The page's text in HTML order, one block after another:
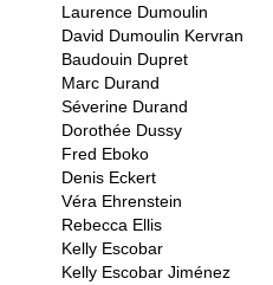
Laurence Dumoulin
David Dumoulin Kervran
Baudouin Dupret
Marc Durand
Séverine Durand
Dorothée Dussy
Fred Eboko
Denis Eckert
Véra Ehrenstein
Rebecca Ellis
Kelly Escobar
Kelly Escobar Jiménez